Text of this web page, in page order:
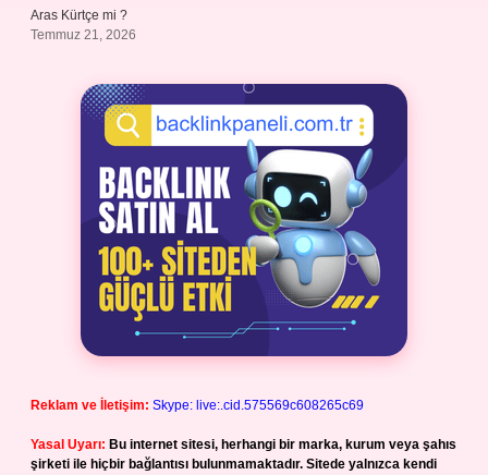
Aras Kürtçe mi ?
Temmuz 21, 2026
Reklam ve İletişim: Skype: live:.cid.575569c608265c69
Yasal Uyarı: Bu internet sitesi, herhangi bir marka, kurum veya şahıs
şirketi ile hiçbir bağlantısı bulunmamaktadır. Sitede yalnızca kendi